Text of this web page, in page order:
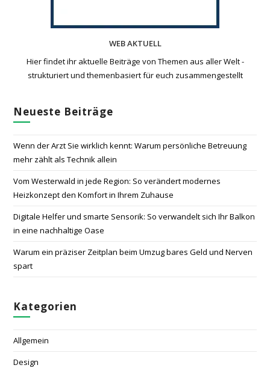
WEB AKTUELL
Hier findet ihr aktuelle Beiträge von Themen aus aller Welt -
strukturiert und themenbasiert für euch zusammengestellt
Neueste Beiträge
Wenn der Arzt Sie wirklich kennt: Warum persönliche Betreuung
mehr zählt als Technik allein
Vom Westerwald in jede Region: So verändert modernes
Heizkonzept den Komfort in Ihrem Zuhause
Digitale Helfer und smarte Sensorik: So verwandelt sich Ihr Balkon
in eine nachhaltige Oase
Warum ein präziser Zeitplan beim Umzug bares Geld und Nerven
spart
Kategorien
Allgemein
Design